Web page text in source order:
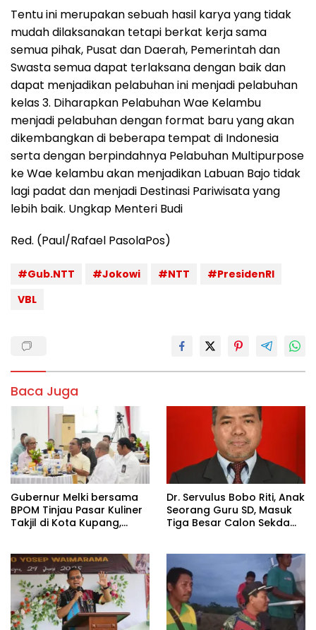
Tentu ini merupakan sebuah hasil karya yang tidak
mudah dilaksanakan tetapi berkat kerja sama
semua pihak, Pusat dan Daerah, Pemerintah dan
Swasta semua dapat terlaksana dengan baik dan
dapat menjadikan pelabuhan ini menjadi pelabuhan
kelas 3. Diharapkan Pelabuhan Wae Kelambu
menjadi pelabuhan dengan format baru yang akan
dikembangkan di beberapa tempat di Indonesia
serta dengan berpindahnya Pelabuhan Multipurpose
ke Wae kelambu akan menjadikan Labuan Bajo tidak
lagi padat dan menjadi Destinasi Pariwisata yang
lebih baik. Ungkap Menteri Budi
Red. (Paul/Rafael PasolaPos)
#Gub.NTT #Jokowi #NTT
#PresidenRI
VBL
Baca Juga
Gubernur Melki bersama
BPOM Tinjau Pasar Kuliner
Takjil di Kota Kupang,
Dr. Servulus Bobo Riti, Anak
Seorang Guru SD, Masuk
Tiga Besar Calon Sekda